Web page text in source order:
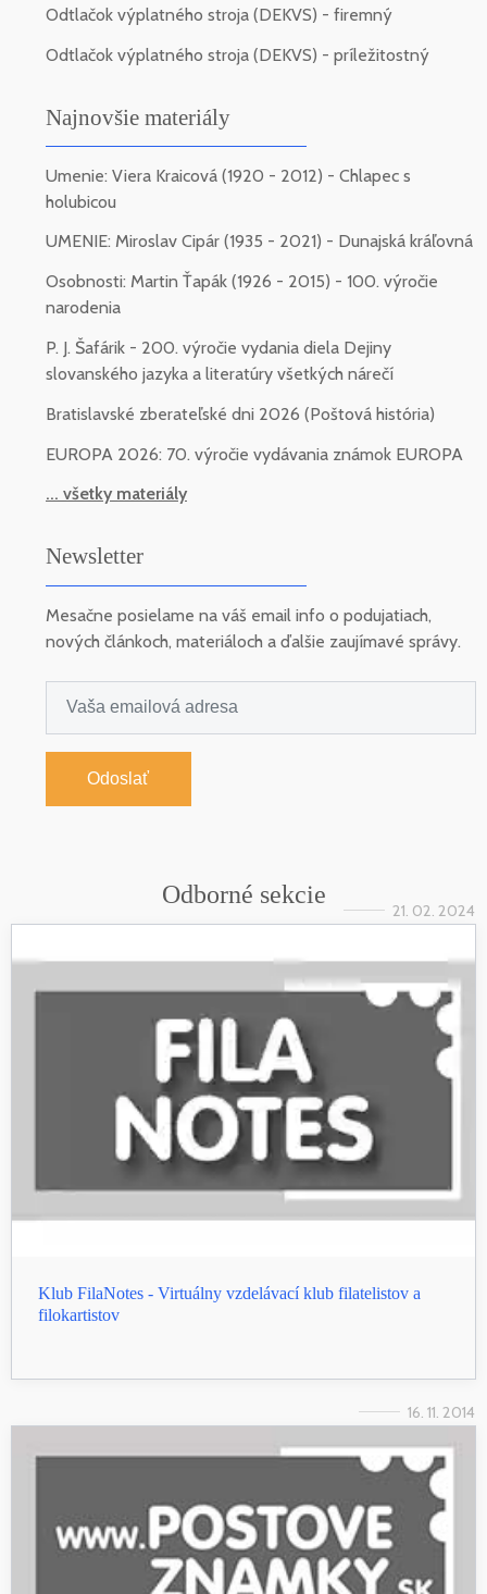
Odtlačok výplatného stroja (DEKVS) - firemný
Odtlačok výplatného stroja (DEKVS) - príležitostný
Najnovšie materiály
Umenie: Viera Kraicová (1920 - 2012) - Chlapec s
holubicou
UMENIE: Miroslav Cipár (1935 - 2021) - Dunajská kráľovná
Osobnosti: Martin Ťapák (1926 - 2015) - 100. výročie
narodenia
P. J. Šafárik - 200. výročie vydania diela Dejiny
slovanského jazyka a literatúry všetkých nárečí
Bratislavské zberateľské dni 2026 (Poštová história)
EUROPA 2026: 70. výročie vydávania známok EUROPA
... všetky materiály
Newsletter
Mesačne posielame na váš email info o podujatiach,
nových článkoch, materiáloch a ďalšie zaujímavé správy.
Odoslať
Odborné sekcie
21. 02. 2024
Klub FilaNotes - Virtuálny vzdelávací klub filatelistov a
filokartistov
16. 11. 2014